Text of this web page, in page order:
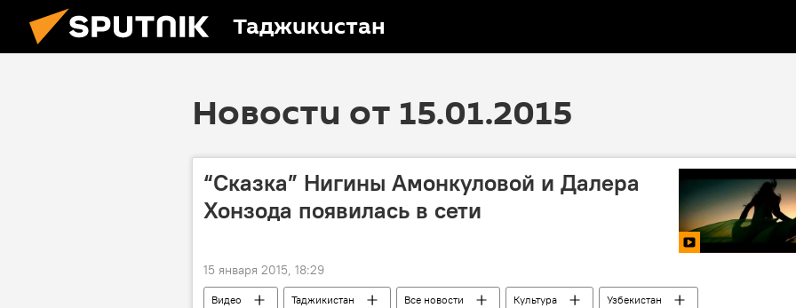
Таджикистан
Новости от 15.01.2015
“Сказка” Нигины Амонкуловой и Далера
Хонзода появилась в сети
15 января 2015, 18:29
Видео Таджикистан Все новости Культура
Узбекистан